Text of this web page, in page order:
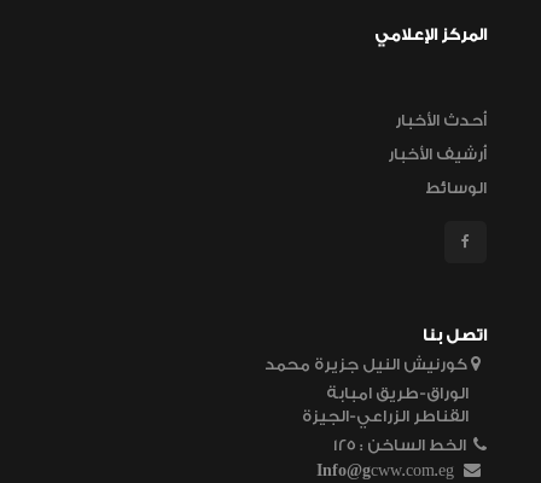
المركز الإعلامي
أحدث الأخبار
أرشيف الأخبار
الوسائط
اتصل بنا
الوراق-طريق امبابة
القناطر الزراعي-الجيزة
125 : الخط الساخن
Info@gcww.com.eg